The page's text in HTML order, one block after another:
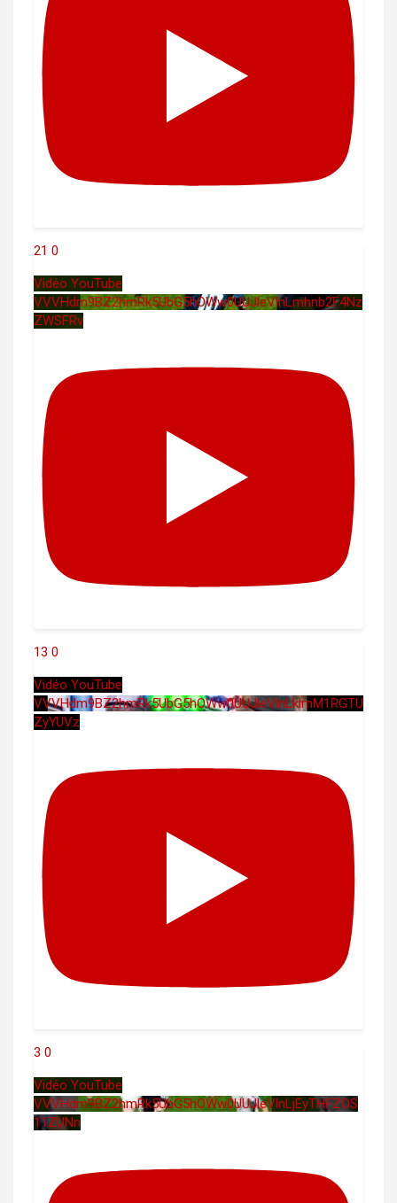
21 0
Vidéo YouTube
VVVHdm9BZ2hmRk5UbG5hOWw0UUJleVlnLmhnb2F4Nz
ZWSFRv
13 0
Vidéo YouTube
VVVHdm9BZ2hmRk5UbG5hOWw0UUJleVlnLklmM1RGTU
ZyYUVz
3 0
Vidéo YouTube
VVVHdm9BZ2hmRk5UbG5hOWw0UUJleVlnLjEyTHFZOS
11ZUNn